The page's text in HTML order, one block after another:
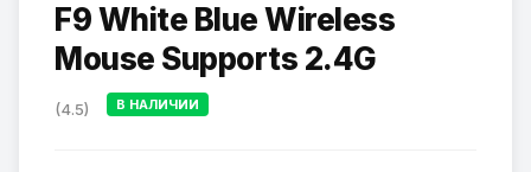
F9 White Blue Wireless
Mouse Supports 2.4G
(4.5) В НАЛИЧИИ